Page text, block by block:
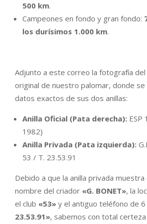
500 km.
Campeones en fondo y gran fondo:
los durísimos 1.000 km.
Adjunto a este correo la fotografía del
original de nuestro palomar, donde se
datos exactos de sus dos anillas:
Anilla Oficial (Pata derecha): ESP
1982)
Anilla Privada (Pata izquierda):
53 / T. 23.53.91
Debido a que la anilla privada
nombre del criador «G. BONET», la
el club «53» y el antiguo teléfono de
23.53.91», sabemos con total